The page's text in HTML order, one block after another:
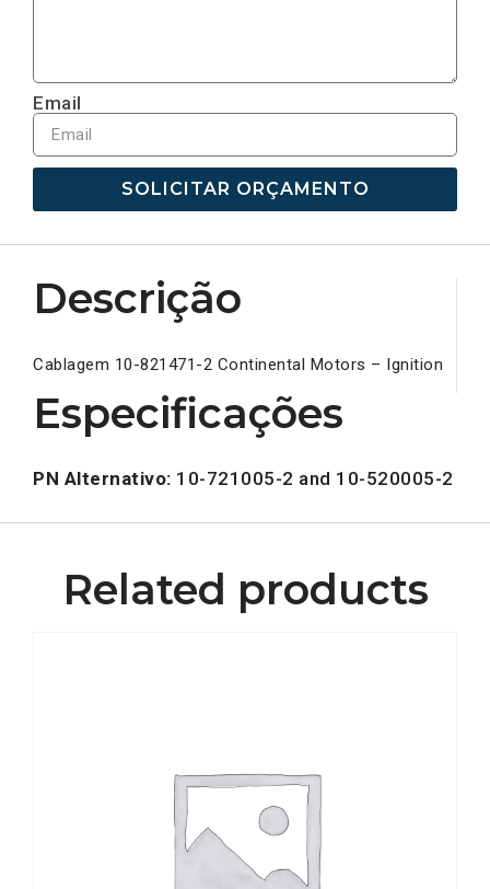
Email
SOLICITAR ORÇAMENTO
Descrição
Cablagem 10-821471-2 Continental Motors – Ignition
Especificações
PN Alternativo: 10-721005-2 and 10-520005-2
Related products